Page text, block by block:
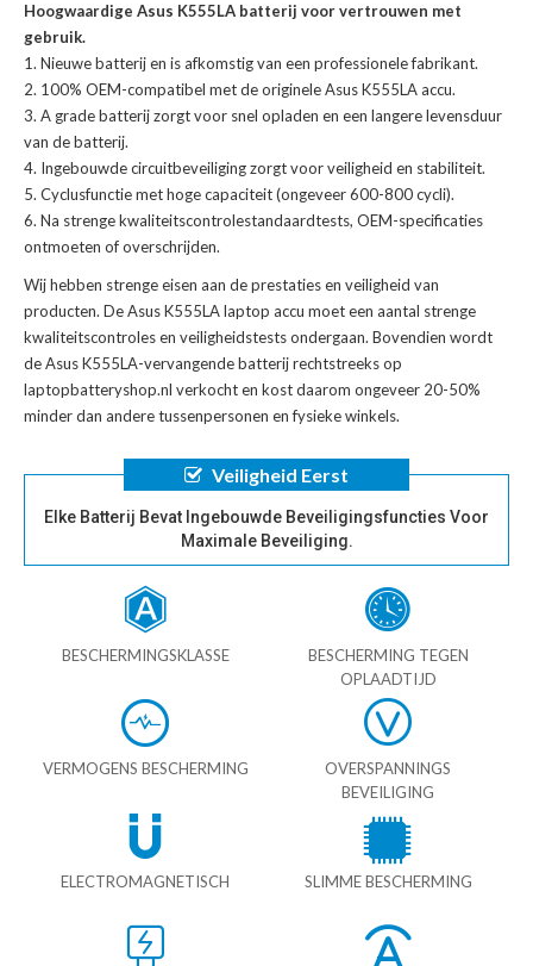
Hoogwaardige Asus K555LA batterij voor vertrouwen met
gebruik.
Nieuwe batterij en is afkomstig van een professionele fabrikant.
100% OEM-compatibel met deoriginele Asus K555LA accu.
A grade batterij zorgt voor snel opladen en een langere levensduur
van de batterij.
Ingebouwde circuitbeveiliging zorgt voor veiligheid en stabiliteit.
Cyclusfunctie met hoge capaciteit (ongeveer 600-800 cycli).
Na strenge kwaliteitscontrolestandaardtests, OEM-specificaties
ontmoeten of overschrijden.
Wij hebben strenge eisen aan de prestaties en veiligheid van
producten. DeAsus K555LA laptop accu moet een aantal strenge
kwaliteitscontroles en veiligheidstests ondergaan. Bovendien wordt
deAsus K555LA-vervangende batterijrechtstreeks op
laptopbatteryshop.nl verkocht en kost daarom ongeveer 20-50%
minder dan andere tussenpersonen en fysieke winkels.
Veiligheid Eerst
Elke Batterij Bevat Ingebouwde Beveiligingsfuncties Voor
Maximale Beveiliging.
BESCHERMINGSKLASSE
BESCHERMING TEGEN
OPLAADTIJD
VERMOGENS BESCHERMING
OVERSPANNINGS
BEVEILIGING
ELECTROMAGNETISCH SLIMME BESCHERMING